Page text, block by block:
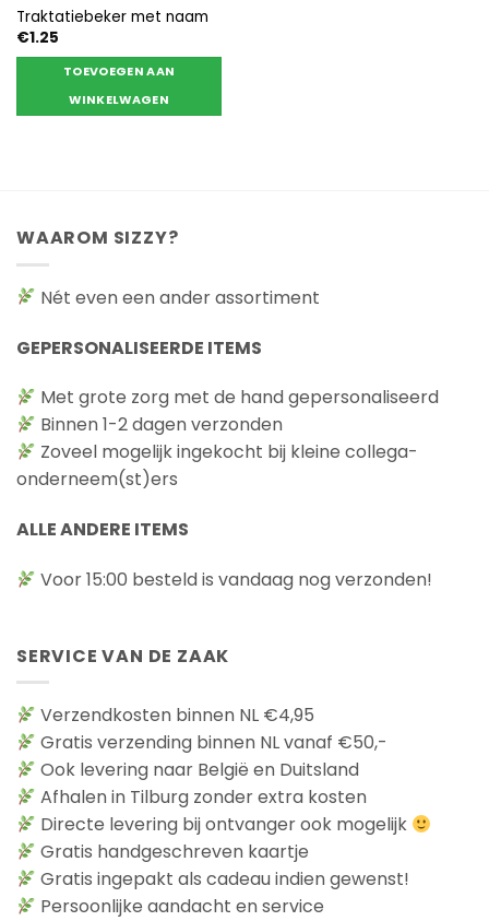
Traktatiebeker met naam
€1.25
TOEVOEGEN AAN
WINKELWAGEN
WAAROM SIZZY?
Nét even een ander assortiment
GEPERSONALISEERDE ITEMS
Met grote zorg met de hand gepersonaliseerd
Binnen 1-2 dagen verzonden
Zoveel mogelijk ingekocht bij kleine collega-
onderneem(st)ers
ALLE ANDERE ITEMS
Voor 15:00 besteld is vandaag nog verzonden!
SERVICE VAN DE ZAAK
Verzendkosten binnen NL €4,95
Gratis verzending binnen NL vanaf €50,-
Ook levering naar België en Duitsland
Afhalen in Tilburg zonder extra kosten
Directe levering bij ontvanger ook mogelijk
Gratis handgeschreven kaartje
Gratis ingepakt als cadeau indien gewenst!
Persoonlijke aandacht en service